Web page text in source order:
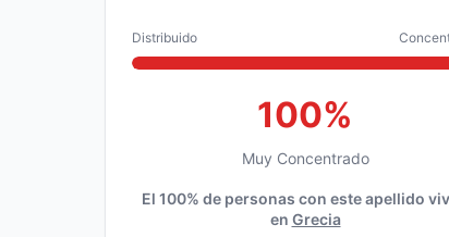
Distribuido
100%
Muy Concentrado
El 100% de personas con este apellido
en Grecia